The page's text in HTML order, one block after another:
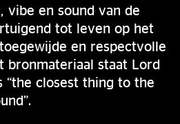
vibe en sound van de
tot leven op het
en respectvolle
bronmateriaal staat Lord
“the closest thing to the